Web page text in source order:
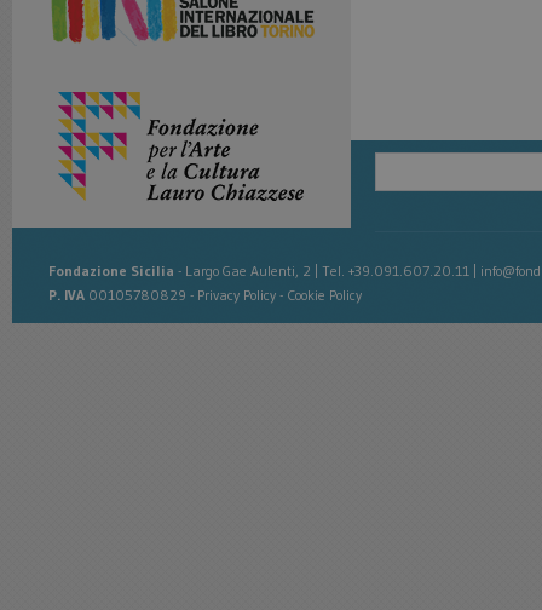
Fondazione Sicilia - Largo Gae Aulenti, 2 Tel. +39.091.607.20.11
P. IVA 00105780829 - Privacy Policy - Cookie Policy